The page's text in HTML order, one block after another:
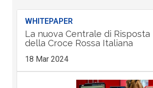
WHITEPAPER
La nuova Centrale di Risposta
della Croce Rossa Italiana
18 Mar 2024